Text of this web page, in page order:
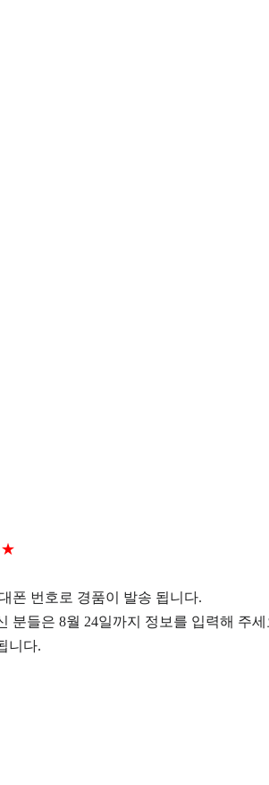
폰 번호로 경품이 발송 됩니다.
분들은 8월 24일까지 정보를 입력해 주세
니다.